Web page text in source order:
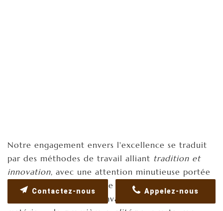
Notre engagement envers l'excellence se traduit
par des méthodes de travail alliant tradition et
innovation, avec une attention minutieuse portée
à chaque détail technique et artistique. Nos
artisans expérimentés travaillent avec des
Appelez-nous
Contactez-nous